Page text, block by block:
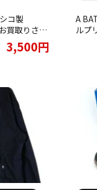
コ製
買取りさせ
3,500円
A
ルプ